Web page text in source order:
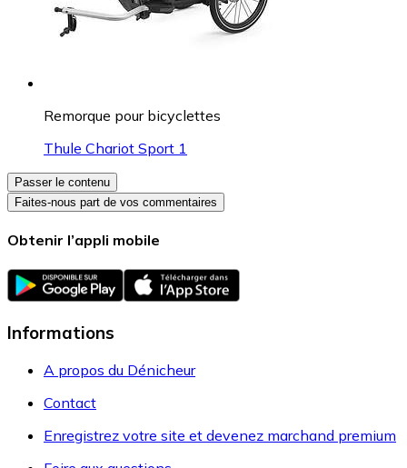
Remorque pour bicyclettes
Thule Chariot Sport 1
Passer le contenu
Faites-nous part de vos commentaires
Obtenir l’appli mobile
Informations
A propos du Dénicheur
Contact
Enregistrez votre site et devenez marchand premium